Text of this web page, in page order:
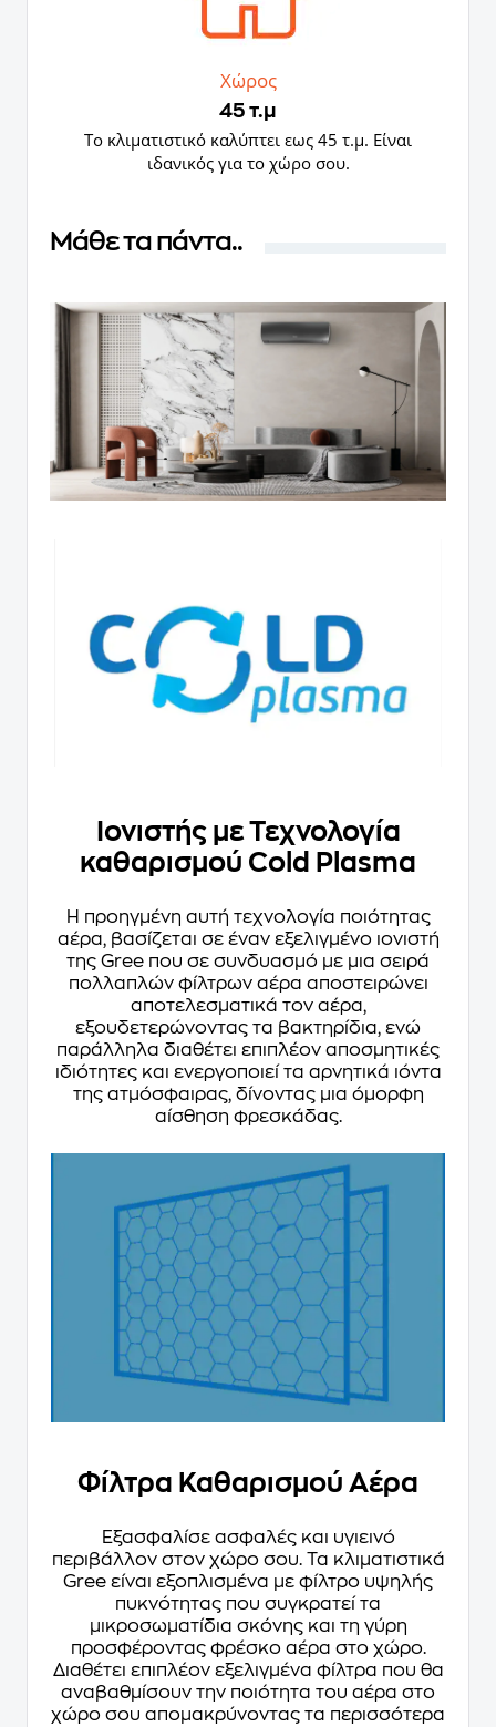
Χώρος
45 τ.μ
Το κλιματιστικό καλύπτει εως 45 τ.μ. Είναι
ιδανικός για το χώρο σου.
Μάθε τα πάντα..
Ιονιστής με Τεχνολογία
καθαρισμού Cold Plasma
Η προηγμένη αυτή τεχνολογία ποιότητας
αέρα, βασίζεται σε έναν εξελιγμένο ιονιστή
της Gree που σε συνδυασμό με μια σειρά
πολλαπλών φίλτρων αέρα αποστειρώνει
αποτελεσματικά τον αέρα,
εξουδετερώνοντας τα βακτηρίδια, ενώ
παράλληλα διαθέτει επιπλέον αποσμητικές
ιδιότητες και ενεργοποιεί τα αρνητικά ιόντα
της ατμόσφαιρας, δίνοντας μια όμορφη
αίσθηση φρεσκάδας.
Φίλτρα Καθαρισμού Αέρα
Εξασφαλίσε ασφαλές και υγιεινό
περιβάλλον στον χώρο σου. Τα κλιματιστικά
Gree είναι εξοπλισμένα με φίλτρο υψηλής
πυκνότητας που συγκρατεί τα
μικροσωματίδια σκόνης και τη γύρη
προσφέροντας φρέσκο αέρα στο χώρο.
Διαθέτει επιπλέον εξελιγμένα φίλτρα που θα
αναβαθμίσουν την ποιότητα του αέρα στο
χώρο σου απομακρύνοντας τα περισσότερα